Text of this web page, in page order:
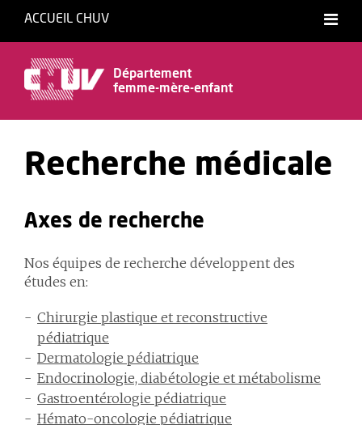
ACCUEIL CHUV
Département
femme-mère-enfant
Recherche médicale
Axes de recherche
Nos équipes de recherche développent des
études en:
Chirurgie plastique et reconstructive
pédiatrique
Dermatologie pédiatrique
Endocrinologie, diabétologie et métabolisme
Gastroentérologie pédiatrique
Hémato-oncologie pédiatrique